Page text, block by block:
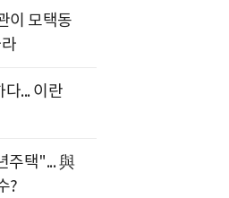
이 모택동
... 이란
주택"... 與
?